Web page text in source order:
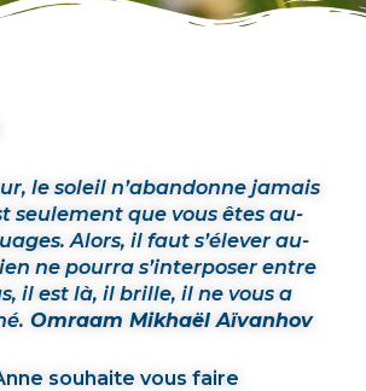
le soleil n’abandonne jamais
seulement que vous êtes au-
Alors, il faut s’élever au-
ne pourra s’interposer entre
il est là, il brille, il ne vous a
Omraam Mikhaël Aïvanhov
souhaite vous faire